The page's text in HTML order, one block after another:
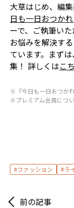
大草はじめ、編
日も一日おつか
ーで、ご執筆い
お悩みを解決す
ています。まず
集！ 詳しくはこ
※『今日も一日おつか
※プレミアム会員につい
ファッション ラ
前の記事